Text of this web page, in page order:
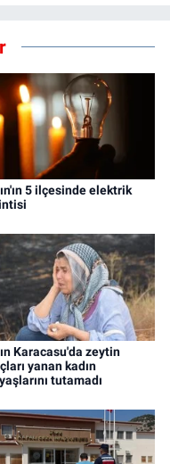
5 ilçesinde elektrik
Karacasu'da zeytin
yanan kadın
tutamadı